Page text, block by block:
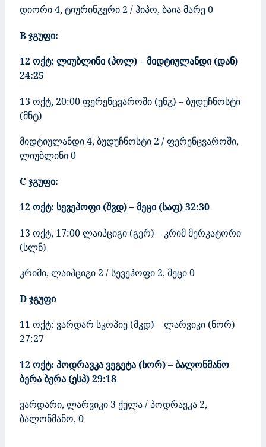
დიორი4, ტიურინგერი 2 / ჰიპო, ბაია მარე 0
Bჯგუფი:
12 ოქტ: ლიუბლინი (პოლ) – მიდტიულანდი (დან)
24:25
13 ოქტ, 20:00ფერენცვაროში (უნგ) – ბუდუჩნოსტი
(მნტ)
მიდტიულანდი4, ბუდუჩნოსტი 2 / ფერენცვაროში,
ლიუბლინი 0
C ჯგუფი:
12 ოქტ: სევეჰოფი (შვდ) – მეცი (საფ)32:30
13 ოქტ, 17:00ლაიპციგი (გერ) – კრიმ მერკატორი
(სლნ)
კრიმი, ლაიპციგი 2 / სევეჰოფი 2, მეცი0
Dჯგუფი
11 ოქტ: ვარდარ სკოპიე (მკდ) – ლარვიკი (ნორ)
27:27
12 ოქტ: პოდრავკა ვეგეტა (ხორ) – ბალონმანო
ბერა ბერა (ესპ)29:18
ვარდარი, ლარვიკი 3 ქულა/პოდრავკა 2,
ბალონმანო, 0